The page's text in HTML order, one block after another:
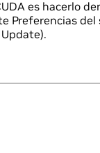
es hacerlo
Preferencias del